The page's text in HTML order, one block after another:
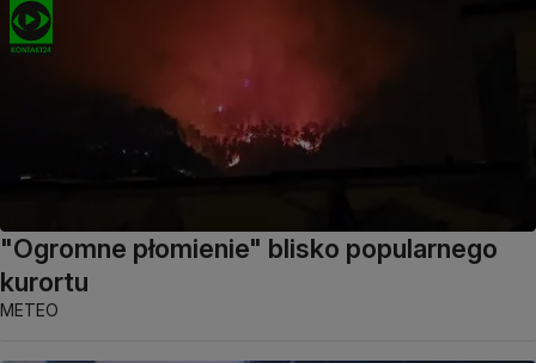
"Ogromne płomienie" blisko popularnego
kurortu
METEO